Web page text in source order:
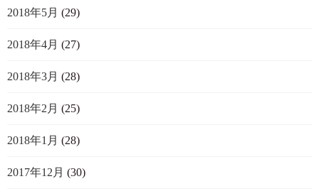
2018年5月 (29)
2018年4月 (27)
2018年3月 (28)
2018年2月 (25)
2018年1月 (28)
2017年12月 (30)